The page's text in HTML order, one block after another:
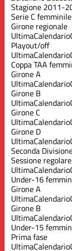
Stagione 2011-
Serie C femminile
Girone regionale
UltimaCalendario
Playout/off
UltimaCalendario
Coppa TAA
Girone A
UltimaCalendario
Girone B
UltimaCalendario
Girone C
UltimaCalendario
Girone D
UltimaCalendario
Seconda
Sessione regolare
UltimaCalendario
Under-16
Girone A
UltimaCalendario
Girone B
UltimaCalendario
Under-15
Prima fase
UltimaCalendario